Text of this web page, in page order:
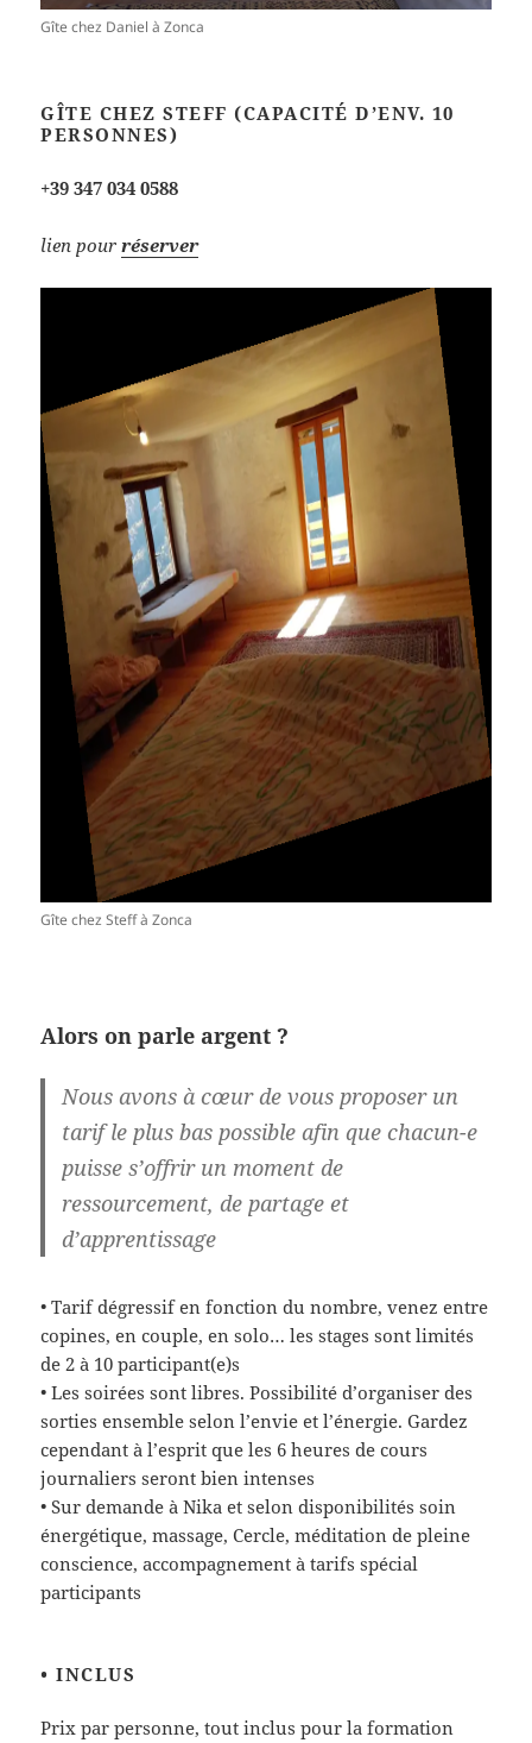
Gîte chez Daniel à Zonca
GÎTE CHEZ STEFF (CAPACITÉ D’ENV. 10
PERSONNES)
+39 347 034 0588
lien pourréserver
Gîte chez Steff à Zonca
Alors on parle argent ?
Nous avons à cœur de vous proposer un
tarif le plus bas possible afin que chacun-e
puisse s’offrir un moment de
ressourcement, de partage et
d’apprentissage
• Tarif dégressif en fonction du nombre, venez entre
copines, en couple, en solo… les stages sont limités
de 2 à 10 participant(e)s
• Les soirées sont libres. Possibilité d’organiser des
sorties ensemble selon l’envie et l’énergie. Gardez
cependant à l’esprit que les 6 heures de cours
journaliers seront bien intenses
• Sur demande à Nika et selon disponibilités soin
énergétique, massage, Cercle, méditation de pleine
conscience, accompagnement à tarifs spécial
participants
• INCLUS
Prix par personne, tout inclus pour la formation